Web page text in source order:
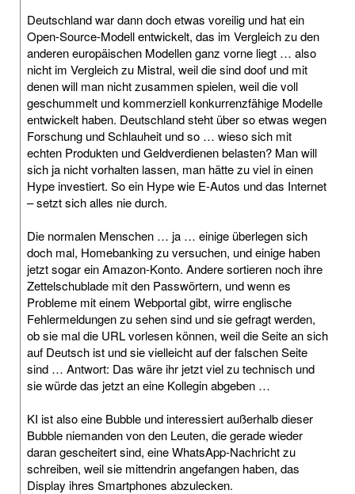
Deutschland war dann doch etwas voreilig und hat ein
Open-Source-Modell entwickelt, das im Vergleich zu den
anderen europäischen Modellen ganz vorne liegt … also
nicht im Vergleich zu Mistral, weil die sind doof und mit
denen will man nicht zusammen spielen, weil die voll
geschummelt und kommerziell konkurrenzfähige Modelle
entwickelt haben. Deutschland steht über so etwas wegen
Forschung und Schlauheit und so … wieso sich mit
echten Produkten und Geldverdienen belasten? Man will
sich ja nicht vorhalten lassen, man hätte zu viel in einen
Hype investiert. So ein Hype wie E-Autos und das Internet
– setzt sich alles nie durch.
Die normalen Menschen … ja … einige überlegen sich
doch mal, Homebanking zu versuchen, und einige haben
jetzt sogar ein Amazon-Konto. Andere sortieren noch ihre
Zettelschublade mit den Passwörtern, und wenn es
Probleme mit einem Webportal gibt, wirre englische
Fehlermeldungen zu sehen sind und sie gefragt werden,
ob sie mal die URL vorlesen können, weil die Seite an sich
auf Deutsch ist und sie vielleicht auf der falschen Seite
sind … Antwort: Das wäre ihr jetzt viel zu technisch und
sie würde das jetzt an eine Kollegin abgeben …
KI ist also eine Bubble und interessiert außerhalb dieser
Bubble niemanden von den Leuten, die gerade wieder
daran gescheitert sind, eine WhatsApp-Nachricht zu
schreiben, weil sie mittendrin angefangen haben, das
Display ihres Smartphones abzulecken.